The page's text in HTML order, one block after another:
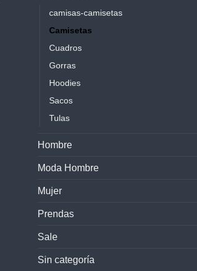
camisas-camisetas
Camisetas
Cuadros
Gorras
Hoodies
Sacos
Tulas
Hombre
Moda Hombre
Mujer
Prendas
Sale
Sin categoría